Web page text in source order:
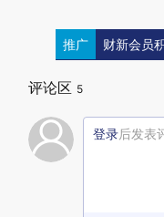
推广 财新会员
评论区 5
登录后发表